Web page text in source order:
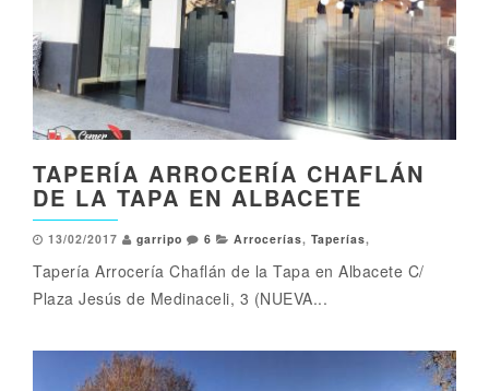
TAPERÍA ARROCERÍA CHAFLÁN
DE LA TAPA EN ALBACETE
13/02/2017 garripo 6 Arrocerías, Taperías,
Tapería Arrocería Chaflán de la Tapa en Albacete C/
Plaza Jesús de Medinaceli, 3 (NUEVA...